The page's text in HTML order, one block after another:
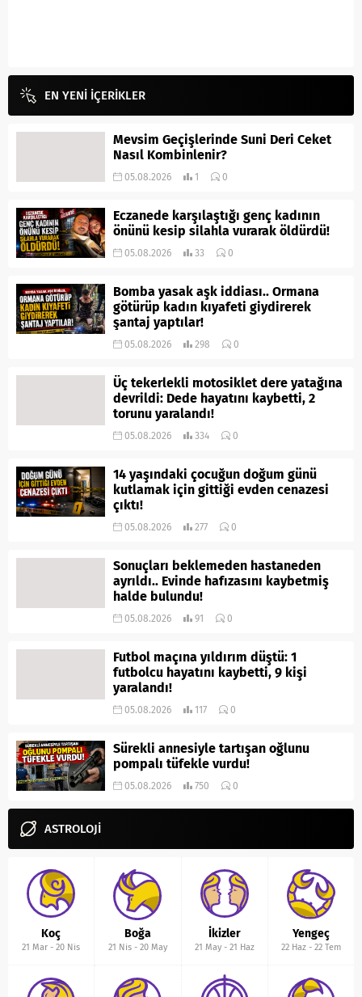
EN YENİ İÇERİKLER
Mevsim Geçişlerinde Suni Deri Ceket
Nasıl Kombinlenir?
05.08.2026 1 0
Eczanede karşılaştığı genç kadının
önünü kesip silahla vurarak öldürdü!
05.08.2026 33 0
Bomba yasak aşk iddiası.. Ormana
götürüp kadın kıyafeti giydirerek
şantaj yaptılar!
05.08.2026 298 0
Üç tekerlekli motosiklet dere yatağına
devrildi: Dede hayatını kaybetti, 2
torunu yaralandı!
05.08.2026 334 0
14 yaşındaki çocuğun doğum günü
kutlamak için gittiği evden cenazesi
çıktı!
05.08.2026 277 0
Sonuçları beklemeden hastaneden
ayrıldı.. Evinde hafızasını kaybetmiş
halde bulundu!
05.08.2026 91 0
Futbol maçına yıldırım düştü: 1
futbolcu hayatını kaybetti, 9 kişi
yaralandı!
05.08.2026 117 0
Sürekli annesiyle tartışan oğlunu
pompalı tüfekle vurdu!
05.08.2026 750 0
ASTROLOJİ
Koç
21 Mar -20 Nis
Boğa
21 Nis- 20 May
İkizler
21 May- 21 Haz
Yengeç
22 Haz- 22 Tem